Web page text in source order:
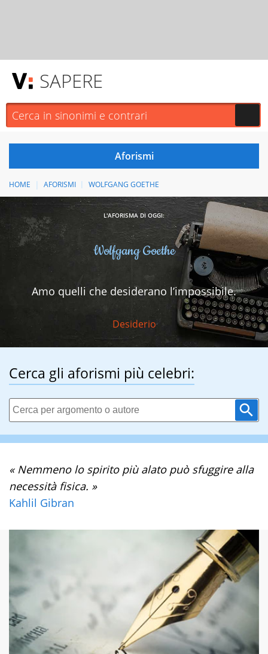
SAPERE
HOME AFORISMI WOLFGANG GOETHE
L'AFORISMA DI OGGI:
Wolfgang Goethe
Amo quelli che desiderano l’impossibile.
Desiderio
Cerca gli aforismi più celebri:
« Nemmeno lo spirito più alato può sfuggire alla
necessità fisica. »
Kahlil Gibran